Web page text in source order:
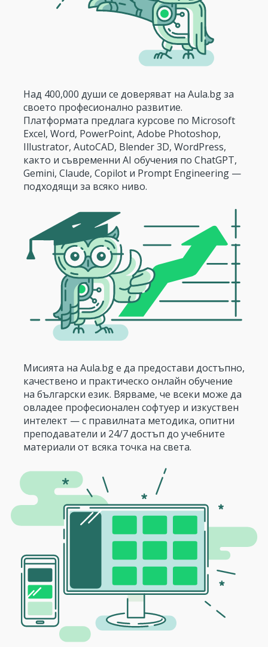
Над 400,000 души се доверяват на Aula.bg за
своето професионално развитие.
Платформата предлага курсове по Microsoft
Excel, Word, PowerPoint, Adobe Photoshop,
Illustrator, AutoCAD, Blender 3D, WordPress,
както и съвременни AI обучения по ChatGPT,
Gemini, Claude, Copilot и Prompt Engineering —
подходящи за всяко ниво.
Мисията на Aula.bg е да предостави достъпно,
качествено и практическо онлайн обучение
на български език. Вярваме, че всеки може да
овладее професионален софтуер и изкуствен
интелект — с правилната методика, опитни
преподаватели и 24/7 достъп до учебните
материали от всяка точка на света.